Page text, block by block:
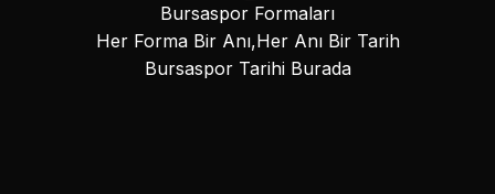
Bursaspor Formaları
Her Forma Bir Anı,Her Anı Bir Tarih
Bursaspor Tarihi Burada